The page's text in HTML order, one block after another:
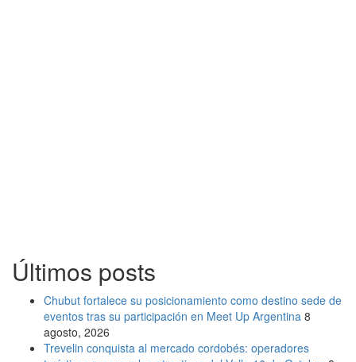
Últimos posts
Chubut fortalece su posicionamiento como destino sede de
eventos tras su participación en Meet Up Argentina 8
agosto, 2026
Trevelin conquista al mercado cordobés: operadores